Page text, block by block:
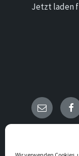
Jetzt laden
E-